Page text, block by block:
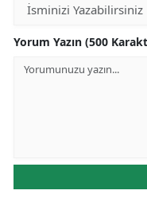
Yorum Yazın (500